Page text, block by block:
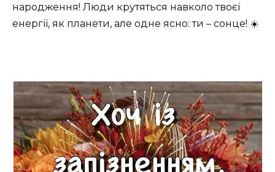
народження! Люди крутяться навколо твоєї
енергії, як планети, але одне ясно: ти – сонце! ☀️